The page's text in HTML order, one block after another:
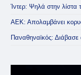
Ίντερ: Ψηλά στην λίστα
ΑΕΚ: Απολαμβάνει
Παναθηναϊκός: